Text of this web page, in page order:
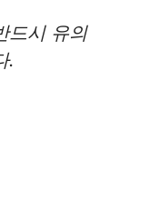
드시 유의
.